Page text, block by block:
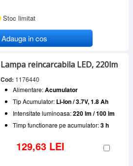
Stoc limitat
Adauga in cos
Lampa reincarcabila LED, 220lm
Cod: 1176440
Alimentare:Acumulator
Tip Acumulator: Li-Ion / 3.7V, 1.8 Ah
Intensitate luminoasa:220 lm / 100 lm
Timp functionare pe acumulator:3 h
129,63 LEI